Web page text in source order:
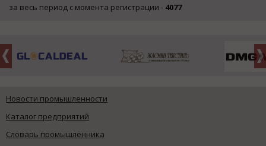
за весь период с момента регистрации - 4077
Новости промышленности
Каталог предприятий
Словарь промышленника